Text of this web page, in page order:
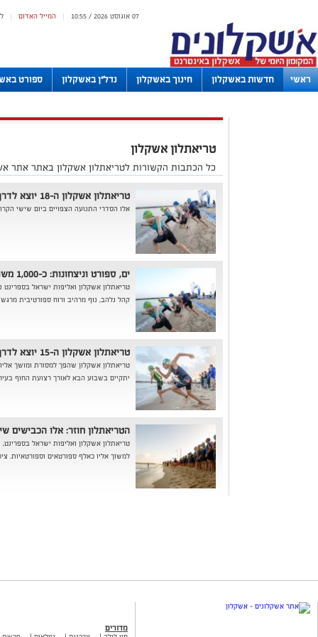
| המייל האדום | 07 אוגוסט 2026 / 10:55
ראשי חדשות באשקלון חינוך באשקלון נדל"ן באשקלון ספורט
טריאתלון אשקלון
כל הכתבות הקשורות לטריאתלון אשקלון באתר אתר
טריאתלון אשקלון ה-18 יוצא לדרך:
אלו הסדרי התנועה הצפויים ביום שישי
ים, ספורט וניצחונות: כ-1,000 משתתפים חגגו בטריאתלון אשקלון
קהל נלהב, נוף מרהיב ורוח ספורטיבית
טריאתלון אשקלון ה-15 יוצא לדרך
טריאתלון אשקלון שהפך למסורת ומושך
יתקיים בשבוע הבא לאורך רצועת החוף
הטריאתלון חוזר: אלו הכבישים
טריאתלון אשקלון ואליפות ישראל
למשוך אליו כאלף ספורטאים וספורטאיות.
מדורים